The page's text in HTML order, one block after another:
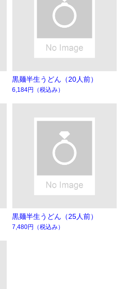
黒麺半生うどん（20人前）
6,184円 （税込み）
黒麺半生うどん（25人前）
7,480円 （税込み）